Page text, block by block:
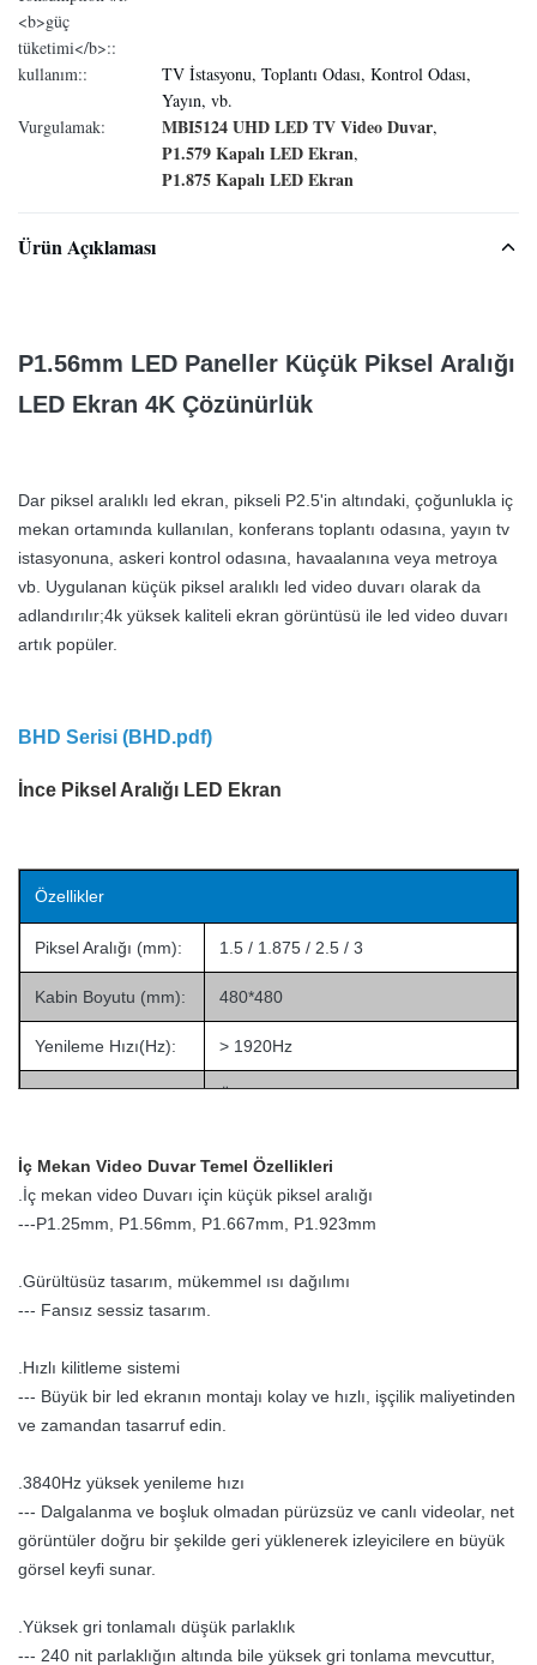
<b>güç
tüketimi</b>::
kullanım::
TV İstasyonu, Toplantı Odası, Kontrol Odası,
Yayın, vb.
Vurgulamak:
MBI5124 UHD LED TV Video Duvar,
P1.579 Kapalı LED Ekran,
P1.875 Kapalı LED Ekran
Ürün Açıklaması
P1.56mm LED Paneller Küçük Piksel Aralığı
LED Ekran 4K Çözünürlük
Dar piksel aralıklı led ekran, pikseli P2.5'in altındaki, çoğunlukla iç
mekan ortamında kullanılan, konferans toplantı odasına, yayın tv
istasyonuna, askeri kontrol odasına, havaalanına veya metroya
vb. Uygulanan küçük piksel aralıklı led video duvarı olarak da
adlandırılır;4k yüksek kaliteli ekran görüntüsü ile led video duvarı
artık popüler.
BHD Serisi (BHD.pdf)
İnce Piksel Aralığı LED Ekran
Özellikler
Piksel Aralığı (mm): 1.5 / 1.875 / 2.5 / 3
Kabin Boyutu (mm): 480*480
Yenileme Hızı(Hz): > 1920Hz
Üst düzey toplantı odası, yayın, TV
kullanılır.
İç Mekan Video Duvar Temel Özellikleri
.İç mekan video Duvarı için küçük piksel aralığı
---P1.25mm, P1.56mm, P1.667mm, P1.923mm
.Gürültüsüz tasarım, mükemmel ısı dağılımı
--- Fansız sessiz tasarım.
.Hızlı kilitleme sistemi
--- Büyük bir led ekranın montajı kolay ve hızlı, işçilik maliyetinden
ve zamandan tasarruf edin.
.3840Hz yüksek yenileme hızı
--- Dalgalanma ve boşluk olmadan pürüzsüz ve canlı videolar, net
görüntüler doğru bir şekilde geri yüklenerek izleyicilere en büyük
görsel keyfi sunar.
.Yüksek gri tonlamalı düşük parlaklık
--- 240 nit parlaklığın altında bile yüksek gri tonlama mevcuttur,